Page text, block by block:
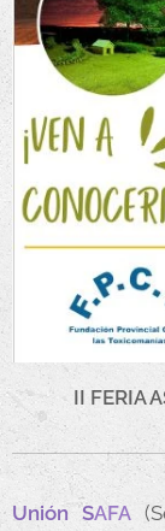
II FERIA
Unión SAFA